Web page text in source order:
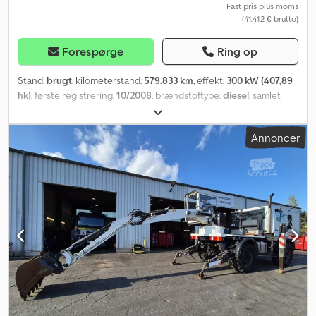
Fast pris plus moms
(41.412 € brutto)
Forespørge Ring op
Stand: brugt, kilometerstand: 579.833 km, effekt: 300 kW (407,89
hk) , første registrering:10/2008 , brændstoftype:diesel , samlet
, akslekonfiguration:
08/2026, farve:blå, geartype:mekanisk, emissionsklasse:Euro 5,
samlet længde:7.300 mm , samlet bredde: 2.550 mm
, total højde:
3.500 mm, lastepladsvolumen:8 m³ , længde af lastrum:
læsningsbredde:2.480 mm , lastepladshøjde:
, Udstyr:
ABS, firehjulstræk, klimaanlæg, parkeringsvarmer
sidet kippeopbygning, forhøjet frontvæg ca. 900 mm, Telligent-
bremsesystem med ABS, firehjulstræk, differentialespærre,
bakkestartshjælp, rulleblokering, fartpilot, Telligent-gearkasse,
radio/CD, Bluetooth, indbygget diagnose, klimaanlæg,
parkeringsvarmer, førersæde med komfortaffjedring (Grammer),
opvarmede sidespejle og elektrisk justerbart spejl på
passagersiden, elektriske vinduer på fører- og passagersiden, 1
soveplads, bagrude, tagluge, tågeforlygter, 2 roterende
Annoncer